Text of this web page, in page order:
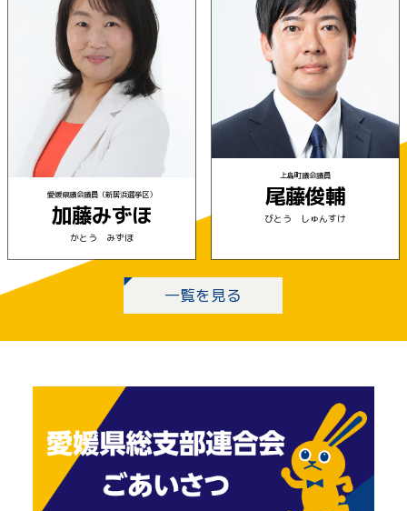
愛媛県議会議員（新居浜選挙区）
加藤みずほ
かとう みずほ
上島町議会議員
尾藤俊輔
びとう しゅんすけ
一覧を見る